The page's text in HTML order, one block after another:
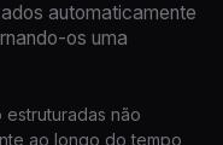
automaticamente
os uma
estruturadas não
ao longo do tempo